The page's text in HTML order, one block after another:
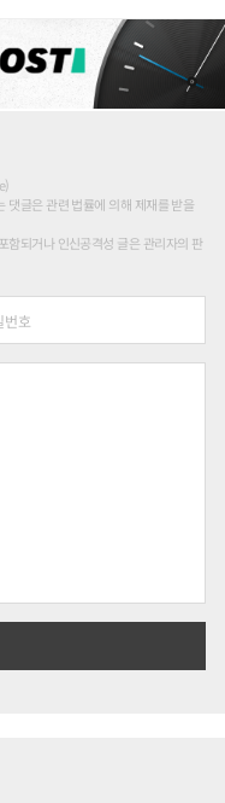
댓글은 관련 법률에 의해 제재를 받을
함되거나 인신공격성 글은 관리자의 판